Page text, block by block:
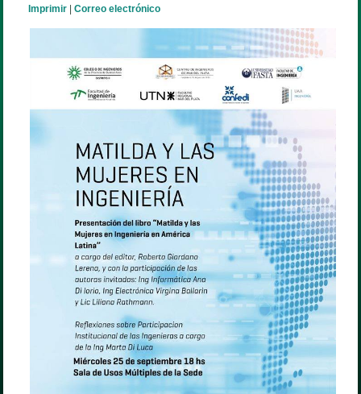
Imprimir |Correo electrónico